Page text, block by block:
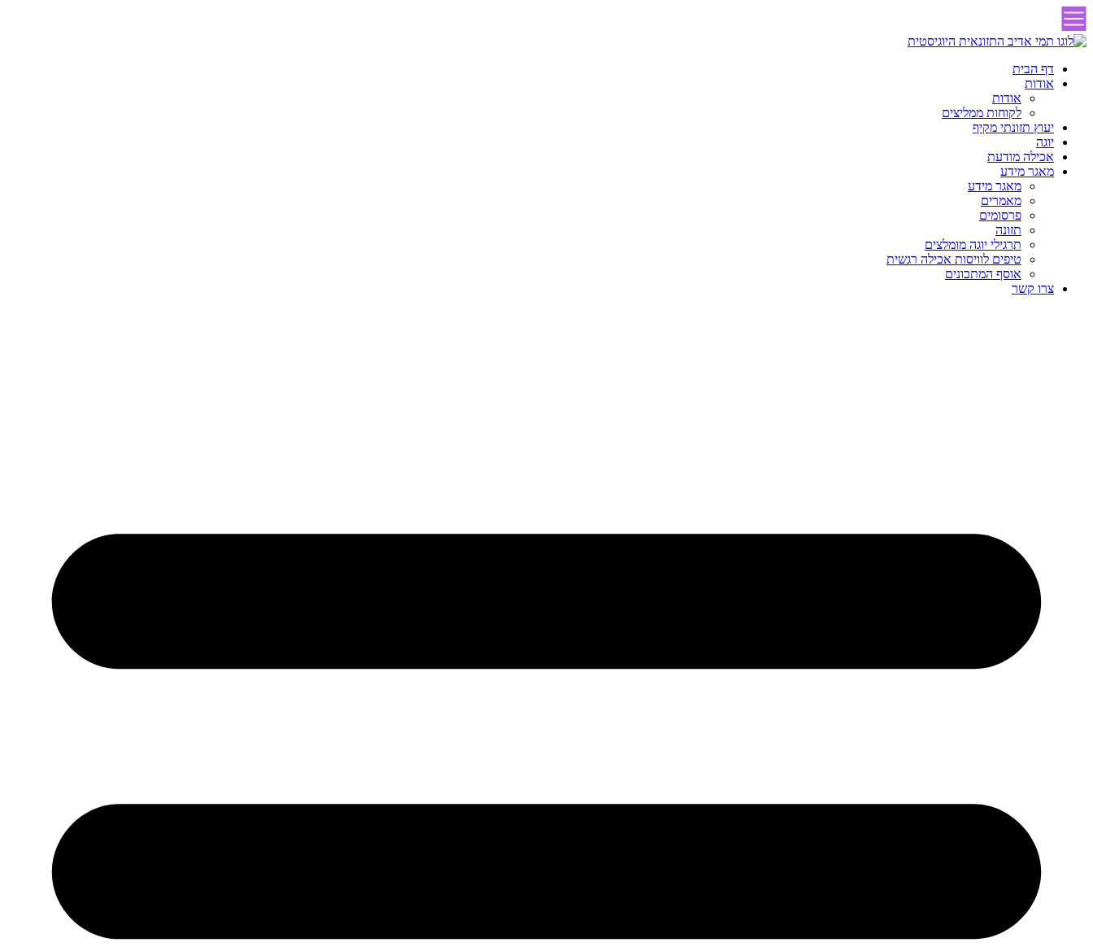
דלג
לתוכן
דף הבית
אודות
אודות
לקוחות ממליצים
יעוץ תזונתי מקיף
יוגה
אכילה מודעת
מאגר מידע
מאגר מידע
מאמרים
פרסומים
תזונה
תרגילי יוגה מומלצים
טיפים לוויסות אכילה רגשית
אוסף המתכונים
צרו קשר